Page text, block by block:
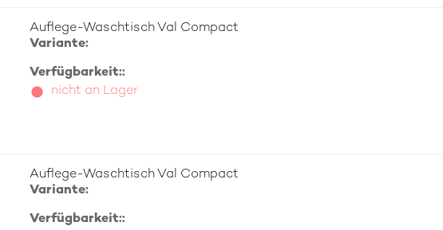
Auflege-Waschtisch Val Compact
Variante:
Verfügbarkeit::
nicht an Lager
Auflege-Waschtisch Val Compact
Variante:
Verfügbarkeit::